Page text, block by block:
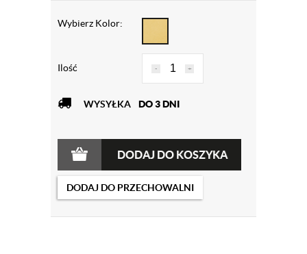
Wybierz Kolor:
Ilość - +
WYSYŁKA DO 3 DNI
DODAJ DO KOSZYKA
DODAJ DO PRZECHOWALNI